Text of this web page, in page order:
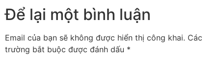
Để lại một bình luận
Email của bạn sẽ không được hiển thị công khai. Các
trường bắt buộc được đánh dấu *